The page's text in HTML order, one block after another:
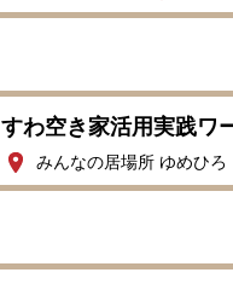
すわ空き家活用実践ワ
みんなの居場所 ゆめひろ